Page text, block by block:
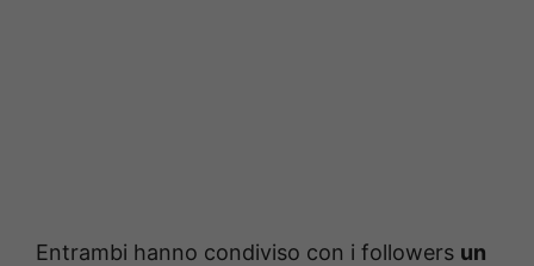
Entrambi hanno condiviso con i followers un